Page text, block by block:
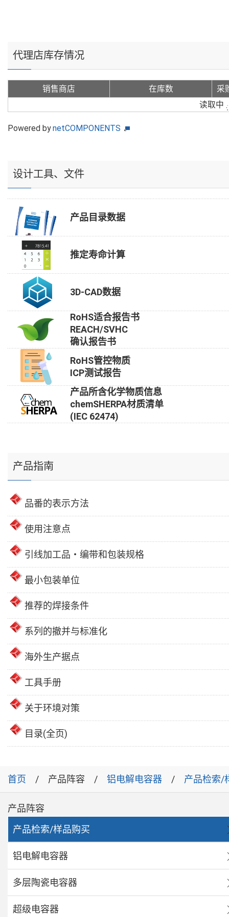
代理店库存情况
销售商店 在库数
采
读取中
Powered bynetCOMPONENTS
设计工具、文件
产品目录数据
推定寿命计算
3D-CAD数据
RoHS适合报告书
REACH/SVHC
确认报告书
RoHS管控物质
ICP测试报告
产品所含化学物质信息
chemSHERPA材质清单
(IEC 62474)
产品指南
品番的表示方法
使用注意点
引线加工品・编带和包装规格
最小包装单位
推荐的焊接条件
系列的撤并与标准化
海外生产据点
工具手册
关于环境对策
目录(全页)
首页 产品阵容 铝电解电容器 产品检索/
产品阵容
产品检索/样品购买
铝电解电容器
多层陶瓷电容器
超级电容器